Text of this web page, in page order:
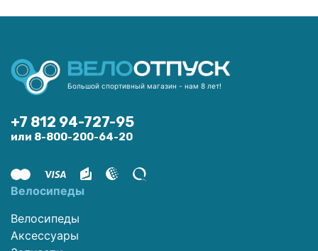
Большой спортивный магазин - нам 8 лет!
+7 812 94-727-95
или 8-800-200-64-20
Велосипеды
Велосипеды
Аксессуары